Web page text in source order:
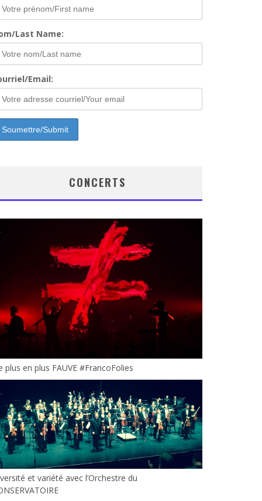
Last Name:
Email:
CONCERTS
plus en plus FAUVE #FrancoFolies
et variété avec l’Orchestre du